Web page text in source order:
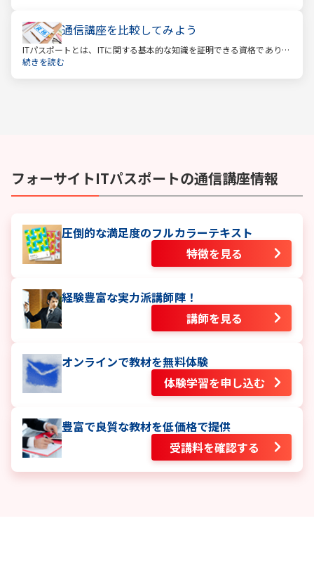
通信講座を比較してみよう
ITパスポートとは、ITに関する基本的な知識を証明できる資格であり、
経済産業省認定の国家試験です。 ITと聞くと、専門的な知識を問われ
続きを読む
フォーサイトITパスポートの通信講座情報
圧倒的な満足度のフルカラーテキスト
特徴を見る
経験豊富な実力派講師陣！
講師を見る
オンラインで教材を無料体験
体験学習を申し込む
豊富で良質な教材を低価格で提供
受講料を確認する